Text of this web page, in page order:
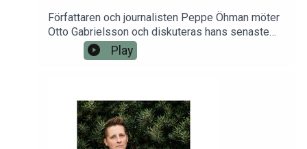
Författaren och journalisten Peppe Öhman möter
Otto Gabrielsson och diskuteras hans senaste
bok Motborgare.
Play